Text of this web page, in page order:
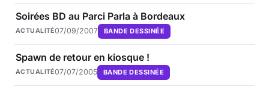
Soirées BD au Parci Parla à Bordeaux
ACTUALITÉ07/09/2007 BANDE DESSINÉE
Spawn de retour en kiosque !
ACTUALITÉ07/07/2005 BANDE DESSINÉE